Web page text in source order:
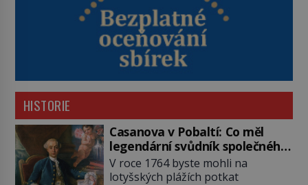
HISTORIE
Casanova v Pobaltí: Co měl
legendární svůdník společného
se svobodnými zednáři?
V roce 1764 byste mohli na
lotyšských plážích potkat